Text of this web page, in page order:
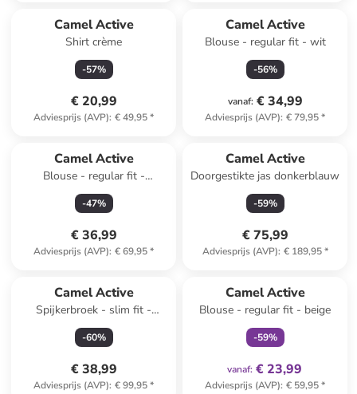
Camel Active
Shirt crème
-57%
€ 20,99
Adviesprijs (AVP): € 49,95*
Camel Active
Blouse - regular fit - wit
-56%
vanaf: € 34,99
Adviesprijs (AVP): € 79,95*
Camel Active
Blouse - regular fit -
donkerblauw
-47%
€ 36,99
Adviesprijs (AVP): € 69,95*
Camel Active
Doorgestikte jas donkerblauw
-59%
€ 75,99
Adviesprijs (AVP): € 189,95*
Camel Active
Spijkerbroek - slim fit -
donkerblauw
-60%
€ 38,99
Adviesprijs (AVP): € 99,95*
Camel Active
Blouse - regular fit - beige
-59%
vanaf: € 23,99
Adviesprijs (AVP): € 59,95*